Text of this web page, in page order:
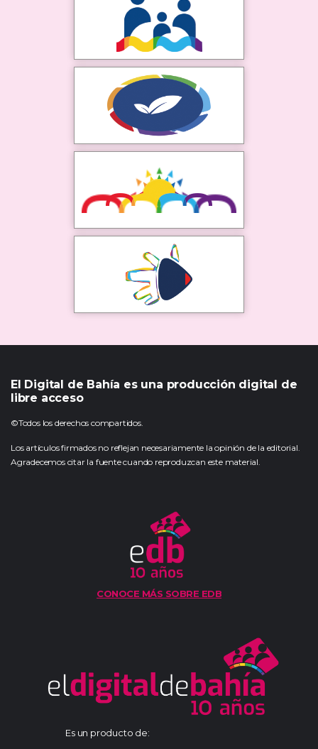
El Digital de Bahía es una producción digital de
libre acceso
©Todos los derechos compartidos.
Los artículos firmados no reflejan necesariamente la opinión de la editorial.
Agradecemos citar la fuente cuando reproduzcan este material.
CONOCE MÁS SOBRE EDB
Es un producto de: